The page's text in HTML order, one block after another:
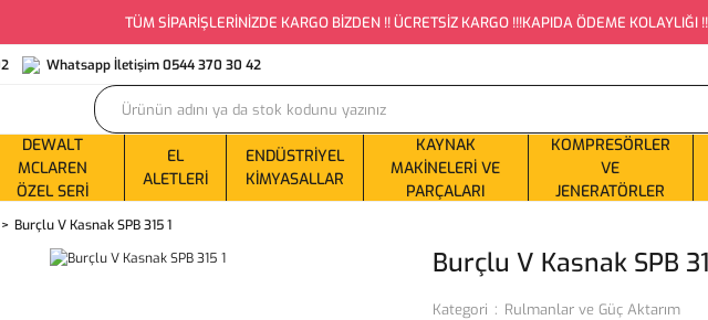
TÜM SİPARİŞLERİNİZDE KARGO BİZDEN !! ÜCRETSİZ KARGO !!!KAPIDA ÖDEME KOLAYLIĞI
Whatsapp İletişim 0544 370 30 42
DEWALT
MCLAREN
ÖZEL SERI
EL
ALETLERI
ENDÜSTRIYEL
KIMYASALLAR
KAYNAK
MAKINELERI VE
PARÇALARI
KOMPRESÖRLER
VE
JENERATÖRLER
Burçlu V Kasnak SPB 315 1
Burçlu V Kasnak SPB
Kategori
Rulmanlar ve Güç Aktarım